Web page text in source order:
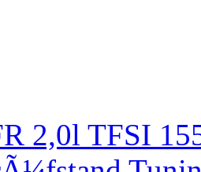
2,0l TFSI